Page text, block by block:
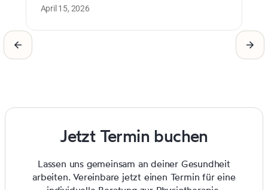
April 15, 2026
Jetzt Termin buchen
Lassen uns gemeinsam an deiner Gesundheit
arbeiten. Vereinbare jetzt einen Termin für eine